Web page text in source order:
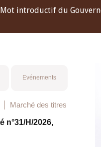
Mot introductif du
Evénements
Marché des titres
n°31/H/2026,